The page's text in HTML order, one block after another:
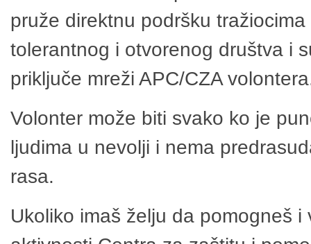
pruže direktnu podršku
tolerantnog i otvorenog društva i
priključe mreži APC/CZA
Volonter može biti svako ko je
ljudima u nevolji i nema
rasa.
Ukoliko imaš želju da pomogneš